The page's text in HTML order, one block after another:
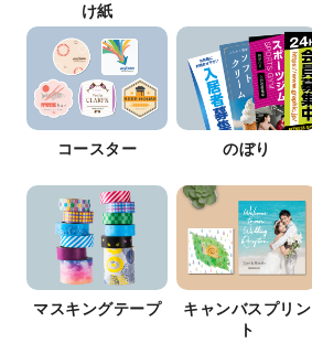
け紙
コースター のぼり
マスキングテープ
キャンバスプリン
ト